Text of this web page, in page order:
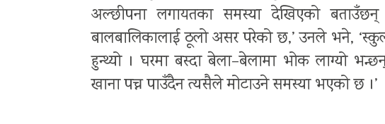
अल्छीपना लगायतका समस्या देखिएको बताउँछन्
बालबालिकालाई ठूलो असर परेको छ,’ उनले भने,
हुन्थ्यो । घरमा बस्दा बेला–बेलामा भोक लाग्यो
खाना पच्न पाउँदैन त्यसैले मोटाउने समस्या भएको छ ।’